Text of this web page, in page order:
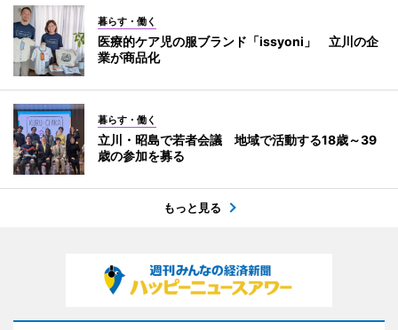
暮らす・働く
医療的ケア児の服ブランド「issyoni」 立川の企
業が商品化
暮らす・働く
立川・昭島で若者会議 地域で活動する18歳～39
歳の参加を募る
もっと見る